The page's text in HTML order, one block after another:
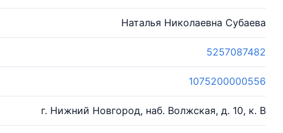
Наталья Николаевна Субаева
5257087482
1075200000556
г. Нижний Новгород, наб. Волжская, д. 10, к. В